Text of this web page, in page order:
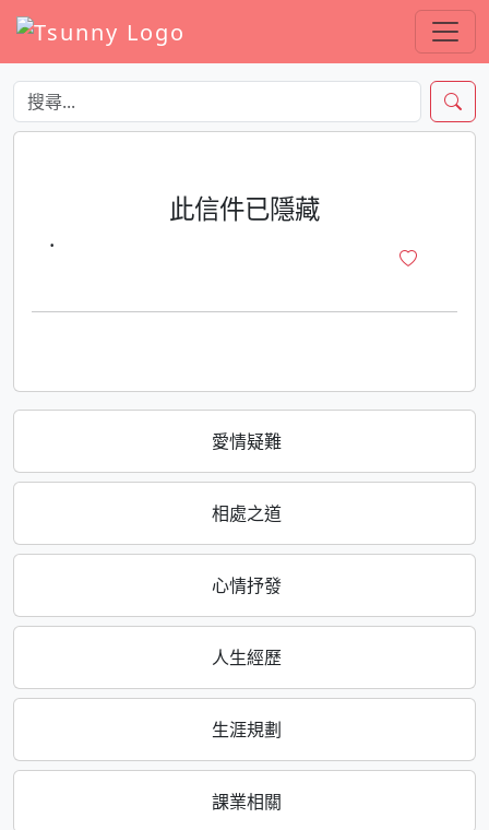
愛情疑難
相處之道
心情抒發
人生經歷
生涯規劃
課業相關
此信件已隱藏
·